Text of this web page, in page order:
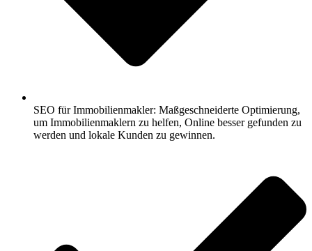
SEO für Immobilienmakler: Maßgeschneiderte Optimierung,
um Immobilienmaklern zu helfen, Online besser gefunden zu
werden und lokale Kunden zu gewinnen.